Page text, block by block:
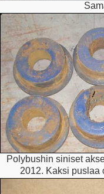
Polybushin siniset
2012. Kaksi puslaa